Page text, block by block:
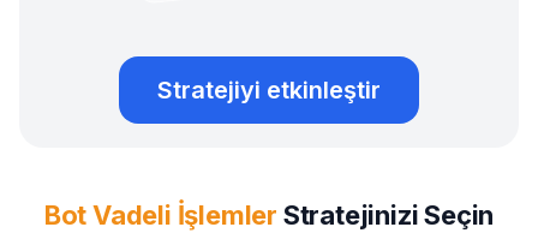
Stratejiyi etkinleştir
Bot Vadeli İşlemler Stratejinizi Seçin